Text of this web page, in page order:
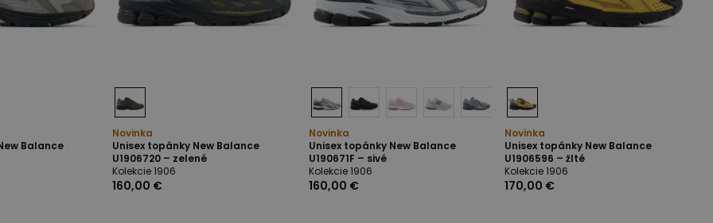
Balance
Novinka
Unisex topánky New Balance
U1906720 – zelené
Kolekcie 1906
160,00 €
Novinka
Unisex topánky New Balance
U190671F – sivé
Kolekcie 1906
160,00 €
Novinka
Unisex topánky New Balance
U1906596 – žlté
Kolekcie 1906
170,00 €